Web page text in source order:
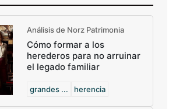
Análisis de Norz Patrimonia
Cómo formar a los
herederos para no arruinar
el legado familiar
grandes ... herencia